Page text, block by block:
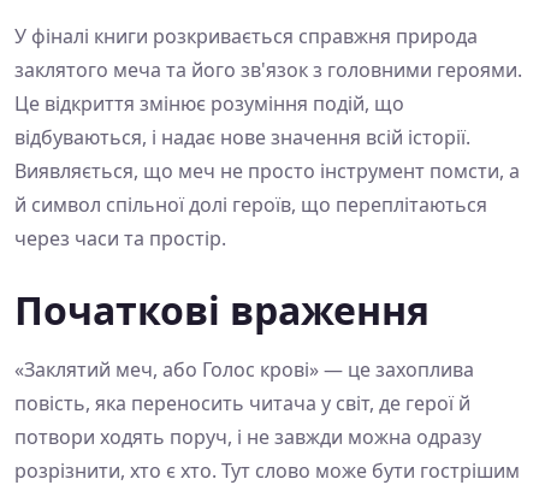
У фіналі книги розкривається справжня природа
заклятого меча та його зв'язок з головними героями.
Це відкриття змінює розуміння подій, що
відбуваються, і надає нове значення всій історії.
Виявляється, що меч не просто інструмент помсти, а
й символ спільної долі героїв, що переплітаються
через часи та простір.
Початкові враження
«Заклятий меч, або Голос крові» — це захоплива
повість, яка переносить читача у світ, де герої й
потвори ходять поруч, і не завжди можна одразу
розрізнити, хто є хто. Тут слово може бути гострішим